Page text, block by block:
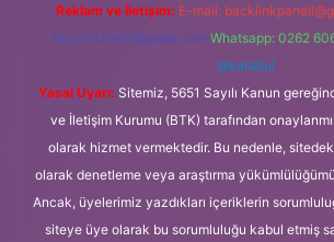
Reklam ve İletişim: E-mail:
forumhizmeti@gmail.com Whatsapp: 0262
@karabul
Yasal Uyarı: Sitemiz, 5651 Sayılı Kanun
ve İletişim Kurumu (BTK) tarafından
olarak hizmet vermektedir. Bu nedenle,
olarak denetleme veya araştırma
Ancak, üyelerimiz yazdıkları içeriklerin
siteye üye olarak bu sorumluluğu kabul etmiş